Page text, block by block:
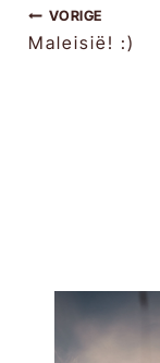
VORIGE
Maleisië! :)